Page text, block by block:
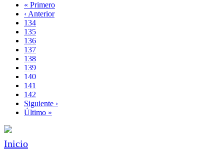
Paginación
Primera
página
« Primero
Página
anterior
‹ Anterior
Page
134
Page
135
Page
136
Page
137
Página
actual
138
Page
139
Page
140
Page
141
Page
142
Siguiente
página
Siguiente ›
Última
Último »
Inicio